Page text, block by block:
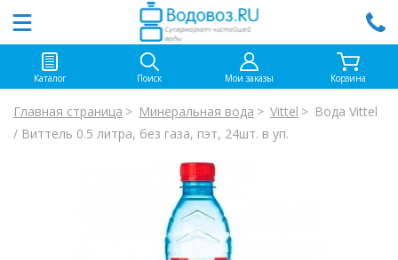
Каталог Поиск Мои заказы Корзина
Главная страница Минеральная вода Vittel
Вода Vittel
/ Виттель 0.5 литра, без газа, пэт, 24шт. в уп.